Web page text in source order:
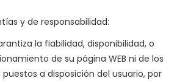
y de responsabilidad:
la fiabilidad, disponibilidad, o
de su página WEB ni de los
a disposición del usuario, por